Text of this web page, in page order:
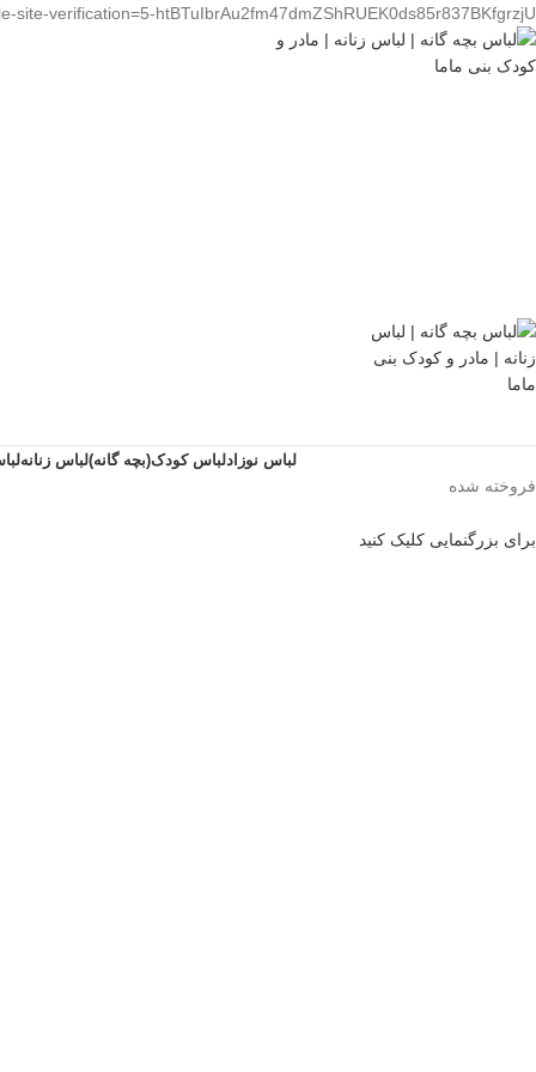
site-verification=5-htBTuIbrAu2fm47dmZShRUEK0ds85r837BKfgrzjU
لباس نوزادلباس کودک(بچه گانه)لباس زنانه
فروخته شده
برای بزرگنمایی کلیک کنید